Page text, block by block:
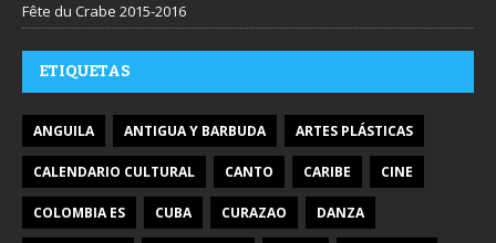
Fête du Crabe 2015-2016
ETIQUETAS
ANGUILA ANTIGUA Y BARBUDA ARTES PLÁSTICAS
CALENDARIO CULTURAL CANTO CARIBE CINE
COLOMBIA ES CUBA CURAZAO DANZA